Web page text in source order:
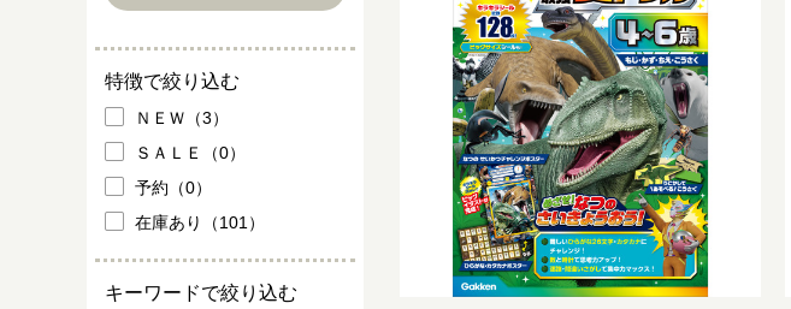
特徴で絞り込む
ＮＥＷ（3）
ＳＡＬＥ（0）
予約（0）
在庫あり（101）
キーワードで絞り込む